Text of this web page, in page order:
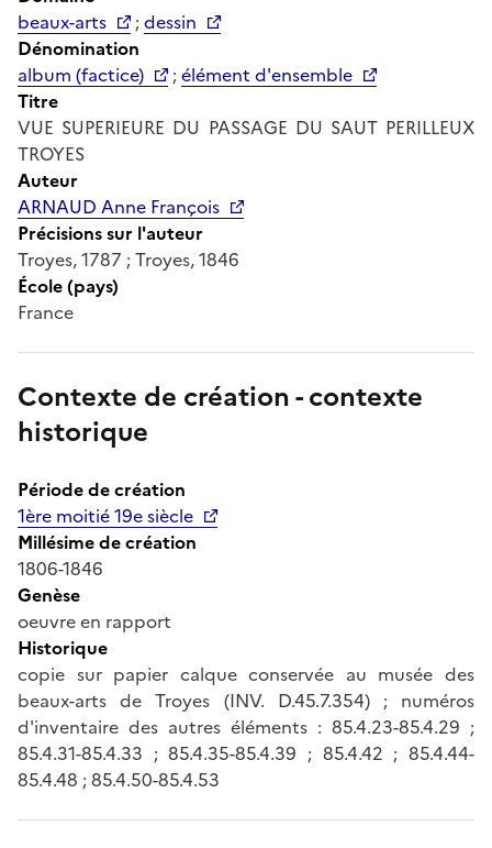
beaux-arts
;dessin
Dénomination
album (factice)
;élément d'ensemble
Titre
VUE SUPERIEURE DU PASSAGE DU SAUT PERILLEUX
TROYES
Auteur
ARNAUD Anne François
Précisions sur l'auteur
Troyes, 1787 ; Troyes, 1846
École (pays)
France
Contexte de création - contexte
historique
Période de création
1ère moitié 19e siècle
Millésime de création
1806-1846
Genèse
oeuvre en rapport
Historique
copie sur papier calque conservée au musée des
beaux-arts de Troyes (INV. D.45.7.354) ; numéros
d'inventaire des autres éléments : 85.4.23-85.4.29 ;
85.4.31-85.4.33 ; 85.4.35-85.4.39 ; 85.4.42 ; 85.4.44-
85.4.48 ; 85.4.50-85.4.53